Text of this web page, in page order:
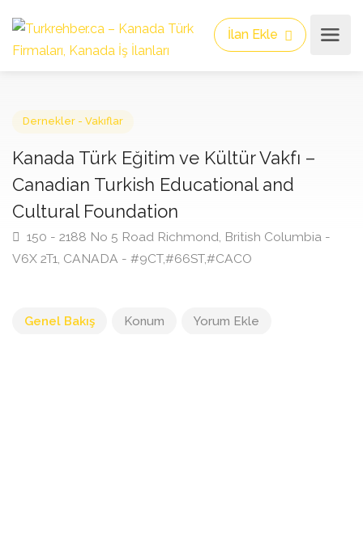
İlan Ekle
Kanada Türk Eğitim ve Kültür Vakfı –
Canadian Turkish Educational and
Cultural Foundation
150 - 2188 No 5 Road Richmond, British Columbia -
Genel Bakış Konum Yorum Ekle